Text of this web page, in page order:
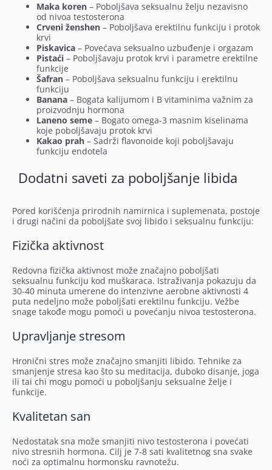
Maka koren – Poboljšava seksualnu želju nezavisno
od nivoa testosterona
Crveni ženshen – Poboljšava erektilnu funkciju i protok
krvi
Piskavica – Povećava seksualno uzbuđenje i orgazam
Pistaći – Poboljšavaju protok krvi i parametre erektilne
funkcije
Šafran – Poboljšava seksualnu funkciju i erektilnu
funkciju
Banana – Bogata kalijumom i B vitaminima važnim za
proizvodnju hormona
Laneno seme – Bogato omega-3 masnim kiselinama
koje poboljšavaju protok krvi
Kakao prah – Sadrži flavonoide koji poboljšavaju
funkciju endotela
Dodatni saveti za poboljšanje libida
Pored korišćenja prirodnih namirnica i suplemenata, postoje
i drugi načini da poboljšate svoj libido i seksualnu funkciju:
Fizička aktivnost
Redovna fizička aktivnost može značajno poboljšati
seksualnu funkciju kod muškaraca. Istraživanja pokazuju da
30-40 minuta umerene do intenzivne aerobne aktivnosti 4
puta nedeljno može poboljšati erektilnu funkciju. Vežbe
snage takođe mogu pomoći u povećanju nivoa testosterona.
Upravljanje stresom
Hronični stres može značajno smanjiti libido. Tehnike za
smanjenje stresa kao što su meditacija, duboko disanje, joga
ili tai chi mogu pomoći u poboljšanju seksualne želje i
funkcije.
Kvalitetan san
Nedostatak sna može smanjiti nivo testosterona i povećati
nivo stresnih hormona. Cilj je 7-8 sati kvalitetnog sna svake
noći za optimalnu hormonsku ravnotežu.